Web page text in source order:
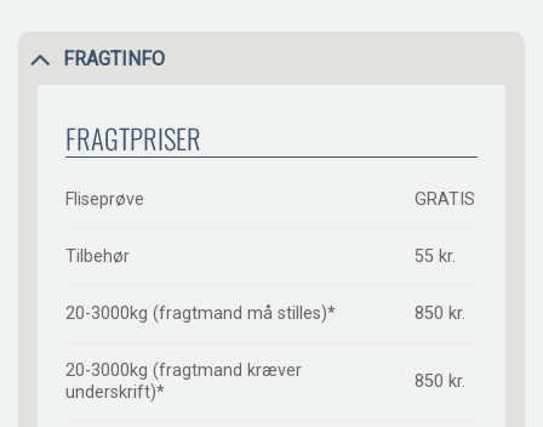
FRAGTINFO
FRAGTPRISER
Fliseprøve GRATIS
Tilbehør 55 kr.
20-3000kg (fragtmand må stilles)* 850 kr.
20-3000kg (fragtmand kræver
underskrift)*
850 kr.